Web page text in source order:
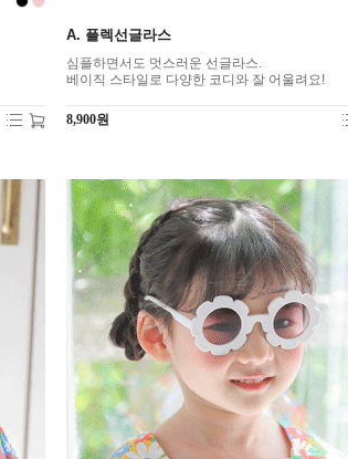
A. 플렉선글라스
심플하면서도 멋스러운 선글라스.
베이직 스타일로 다양한 코디와 잘 어울려요!
8,900원